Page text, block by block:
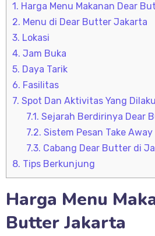
1. Harga Menu Makanan Dear
2. Menu di Dear Butter Jakarta
3. Lokasi
4. Jam Buka
5. Daya Tarik
6. Fasilitas
7. Spot Dan Aktivitas Yang
7.1. Sejarah Berdirinya Dear
7.2. Sistem Pesan Take Away
7.3. Cabang Dear Butter di
8. Tips Berkunjung
Harga Menu
Butter Jakarta